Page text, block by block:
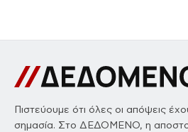
Πιστεύουμε ότι όλες οι απόψεις
σημασία. Στο ΔΕΔΟΜΕΝΟ, η